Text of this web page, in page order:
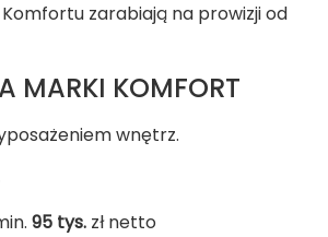
zarabiają na prowizji od
MARKI KOMFORT
wnętrz.
95 tys. zł netto